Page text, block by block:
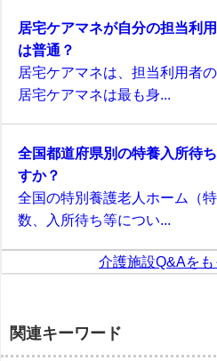
居宅ケアマネが自分の担当利
は普通？
居宅ケアマネは、担当利用者
居宅ケアマネは最も身...
全国都道府県別の特養入所待
すか？
全国の特別養護老人ホーム（
数、入所待ち等につい...
介護施設Q&Aをも
関連キーワード